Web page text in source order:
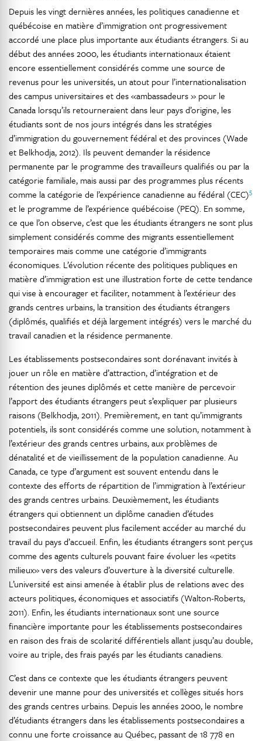
Depuis les vingt dernières années, les politiques canadienne et
québécoise en matière d’immigration ont progressivement
accordé une place plus importante aux étudiants étrangers. Si au
début des années 2000, les étudiants internationaux étaient
encore essentiellement considérés comme une source de
revenus pour les universités, un atout pour l’internationalisation
des campus universitaires et des «ambassadeurs » pour le
Canada lorsqu’ils retourneraient dans leur pays d’origine, les
étudiants sont de nos jours intégrés dans les stratégies
d’immigration du gouvernement fédéral et des provinces (Wade
et Belkhodja, 2012). Ils peuvent demander la résidence
permanente par le programme des travailleurs qualifiés ou par la
catégorie familiale, mais aussi par des programmes plus récents
comme la catégorie de l’expérience canadienne au fédéral (CEC)5
et le programme de l’expérience québécoise (PEQ). En somme,
ce que l’on observe, c’est que les étudiants étrangers ne sont plus
simplement considérés comme des migrants essentiellement
temporaires mais comme une catégorie d’immigrants
économiques. L’évolution récente des politiques publiques en
matière d’immigration est une illustration forte de cette tendance
qui vise à encourager et faciliter, notamment à l’extérieur des
grands centres urbains, la transition des étudiants étrangers
(diplômés, qualifiés et déjà largement intégrés) vers le marché du
travail canadien et la résidence permanente.
Les établissements postsecondaires sont dorénavant invités à
jouer un rôle en matière d’attraction, d’intégration et de
rétention des jeunes diplômés et cette manière de percevoir
l’apport des étudiants étrangers peut s’expliquer par plusieurs
raisons (Belkhodja, 2011). Premièrement, en tant qu’immigrants
potentiels, ils sont considérés comme une solution, notamment à
l’extérieur des grands centres urbains, aux problèmes de
dénatalité et de vieillissement de la population canadienne. Au
Canada, ce type d’argument est souvent entendu dans le
contexte des efforts de répartition de l’immigration à l’extérieur
des grands centres urbains. Deuxièmement, les étudiants
étrangers qui obtiennent un diplôme canadien d’études
postsecondaires peuvent plus facilement accéder au marché du
travail du pays d’accueil. Enfin, les étudiants étrangers sont perçus
comme des agents culturels pouvant faire évoluer les «petits
milieux» vers des valeurs d’ouverture à la diversité culturelle.
L’université est ainsi amenée à établir plus de relations avec des
acteurs politiques, économiques et associatifs (Walton-Roberts,
2011). Enfin, les étudiants internationaux sont une source
financière importante pour les établissements postsecondaires
en raison des frais de scolarité différentiels allant jusqu’au double,
voire au triple, des frais payés par les étudiants canadiens.
C’est dans ce contexte que les étudiants étrangers peuvent
devenir une manne pour des universités et collèges situés hors
des grands centres urbains. Depuis les années 2000, le nombre
d’étudiants étrangers dans les établissements postsecondaires a
connu une forte croissance au Québec, passant de 18 778 en